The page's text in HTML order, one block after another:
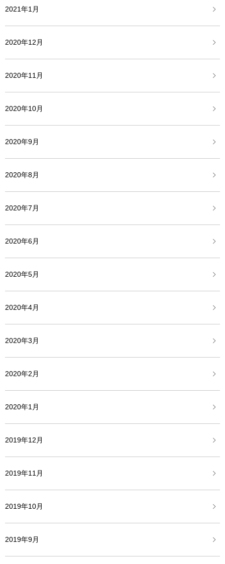
2021年1月
2020年12月
2020年11月
2020年10月
2020年9月
2020年8月
2020年7月
2020年6月
2020年5月
2020年4月
2020年3月
2020年2月
2020年1月
2019年12月
2019年11月
2019年10月
2019年9月